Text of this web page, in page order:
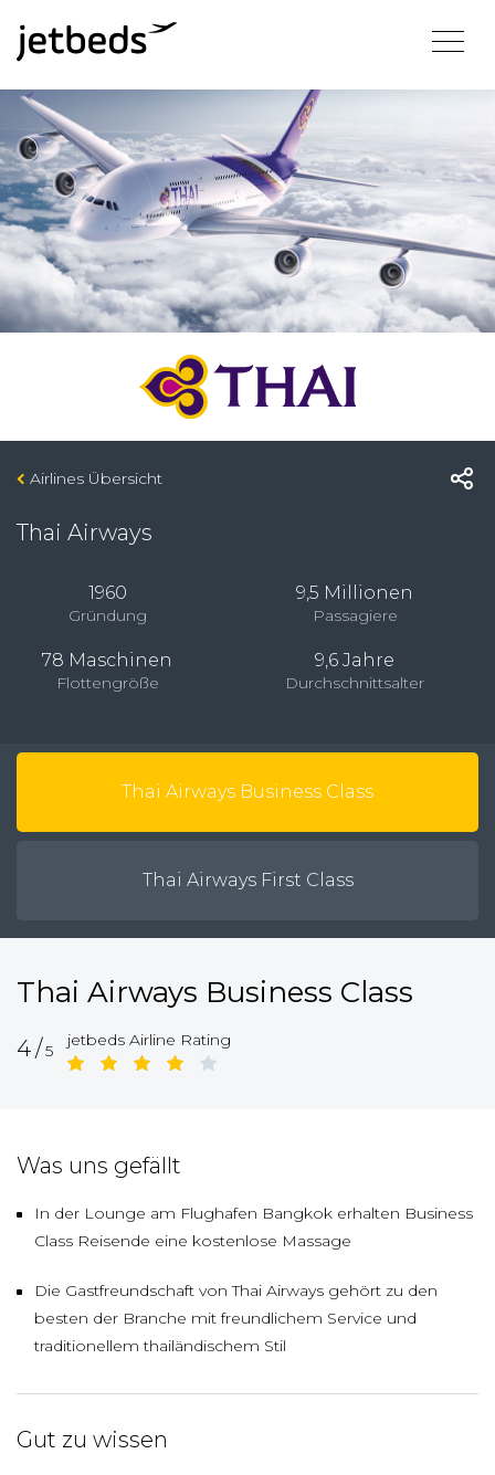
Airlines Übersicht
Thai Airways
1960
Gründung
9,5 Millionen
Passagiere
78 Maschinen
Flottengröße
9,6 Jahre
Durchschnittsalter
Thai Airways Business Class
Thai Airways First Class
Thai Airways Business Class
4/5
jetbeds Airline Rating
Was uns gefällt
In der Lounge am Flughafen Bangkok erhalten Business
Class Reisende eine kostenlose Massage
Die Gastfreundschaft von Thai Airways gehört zu den
besten der Branche mit freundlichem Service und
traditionellem thailändischem Stil
Gut zu wissen